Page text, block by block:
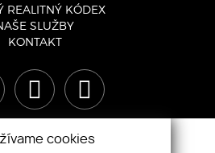
REALITNÝ KÓDEX
SLUŽBY
KONTAKT
cookies